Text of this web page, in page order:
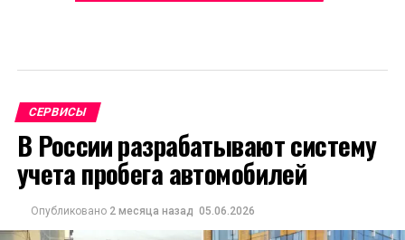
СЕРВИСЫ
В России разрабатывают систему
учета пробега автомобилей
Опубликовано 2 месяца назад 05.06.2026